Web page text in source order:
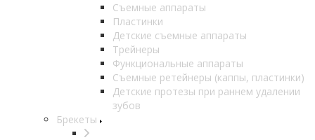
Съемные аппараты
Пластинки
Детские съемные аппараты
Трейнеры
Функциональные аппараты
Съемные ретейнеры (каппы, пластинки)
Детские протезы при раннем удалении
зубов
Брекеты